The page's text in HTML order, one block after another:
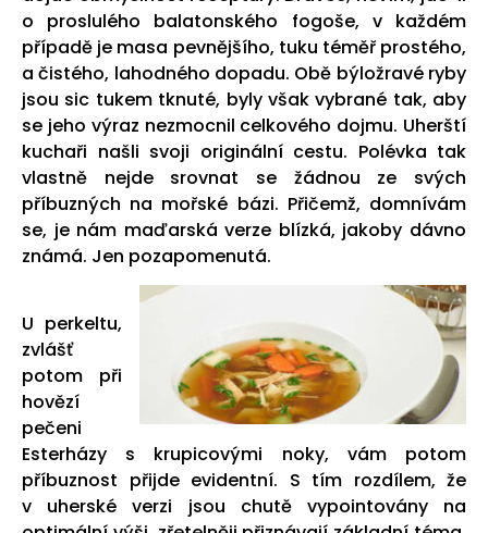
o proslulého balatonského fogoše, v každém
případě je masa pevnějšího, tuku téměř prostého,
a čistého, lahodného dopadu. Obě býložravé ryby
jsou sic tukem tknuté, byly však vybrané tak, aby
se jeho výraz nezmocnil celkového dojmu. Uherští
kuchaři našli svoji originální cestu. Polévka tak
vlastně nejde srovnat se žádnou ze svých
příbuzných na mořské bázi. Přičemž, domnívám
se, je nám maďarská verze blízká, jakoby dávno
známá. Jen pozapomenutá.
U perkeltu,
zvlášť
potom při
hovězí
pečeni
Esterházy s krupicovými noky, vám potom
příbuznost přijde evidentní. S tím rozdílem, že
v uherské verzi jsou chutě vypointovány na